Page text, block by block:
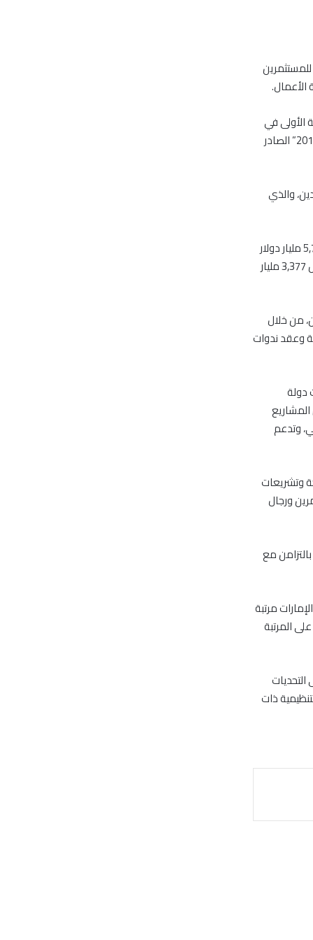
الأعمال.
الأولى في
منطقة الشرق الأوسط وشمال أفريقيا ضمن “تقرير سهولة ممارسة أنشطة الأعمال لعام 2016” الصادر
والذي
وتشير الإحصائيات المتخصصة إلى أنّ قيمة الصادرات البرازيلية إلى العالم العربي وصلت إلى 5,789 مليار دولار
أمريكي خلال النصف الأول من العام الجاري، في حين بلغت قيمة الصادرات العربية إلى البرازيل 3,377 مليار
من خلال
وعقد ندوات
دولة
وتدعم
وتشريعات
ورجال
مع
تقدّمت الإمارات مرتبة
وحافظت الدولة على المرتبة
التحديات
ذات